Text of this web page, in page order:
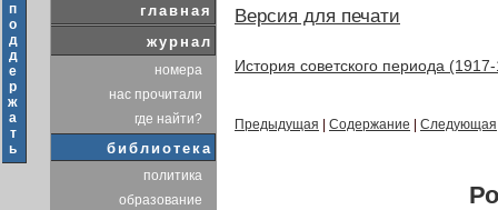
п
о
д
д
е
р
ж
а
т
ь
главная
журнал
номера
нас прочитали
где найти?
библиотека
политика
образование
Версия для печати
История советского периода
Предыдущая Содержание Следующая